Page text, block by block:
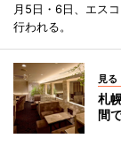
月5日・6日、エス
行われる。
見る
札
間